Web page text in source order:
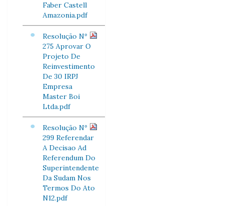
Faber Castell
Amazonia.pdf
Resolução Nº
275 Aprovar O
Projeto De
Reinvestimento
De 30 IRPJ
Empresa
Master Boi
Ltda.pdf
Resolução Nº
299 Referendar
A Decisao Ad
Referendum Do
Superintendente
Da Sudam Nos
Termos Do Ato
N12.pdf